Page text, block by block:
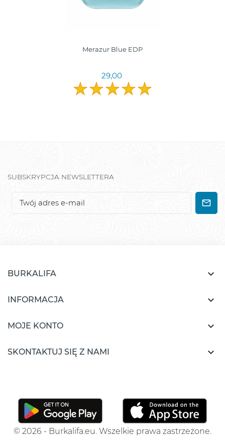
Merazur Blue EDP
29,00
SUBSKRYPCJA NEWSLETTERA
BURKALIFA 
INFORMACJA 
MOJE KONTO 
SKONTAKTUJ SIĘ Z NAMI 
© 2026 - Burkalifa.eu. Wszelkie prawa zastrzeżone.